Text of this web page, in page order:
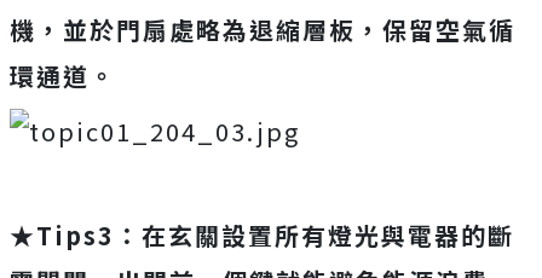
機，並於門扇處略為退縮層板，保留空氣循
環通道。
★Tips3：在玄關設置所有燈光與電器的斷